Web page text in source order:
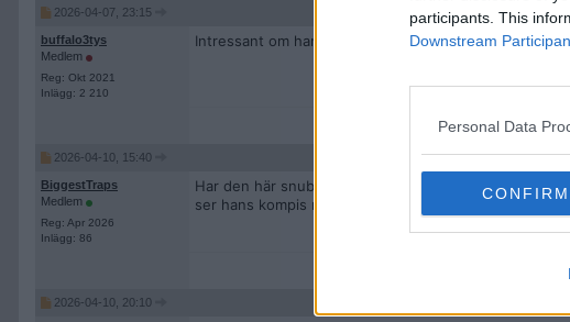
participants. This
Downstream
Personal Data
CONFIRM
2026-04-07, 23:15
buffalo3tys
Medlem
Reg: Okt 2021
Inlägg: 2 210
Intressant om han går igenom kuken i "Den manliga
2026-04-10, 15:40
BiggestTraps
Medlem
Reg: Apr 2026
Inlägg: 86
Har den här snubben någon diagnos eller är han
ser hans kompis märkbart irriterad ut, något som
2026-04-10, 20:10